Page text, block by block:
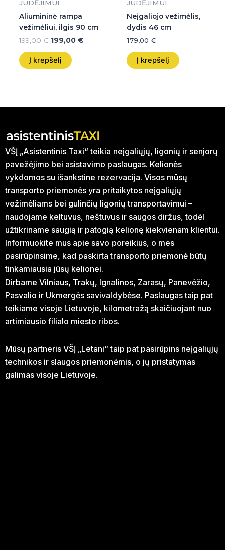
JUDĖJIMUI
Aliumininė rampa
vežimėliui, ilgis 90 cm
199,00€ 199,00 €
Į krepšelį
JUDĖJIMUI
Neįgaliojo vežimėlis,
dydis 46 cm
179,00 €
Į krepšelį
VŠĮ „Asistentinis Taxi“ teikia neįgaliųjų, ligonių ir senjorų
pavežėjimo bei asistavimo paslaugas. Kelionės
vykdomos su išankstine rezervacija. Visos mūsų
transporto priemonės yra pritaikytos neįgaliųjų
vežimėliams bei gulinčių ligonių transportavimui –
naudojame keltuvus, neštuvus ir saugos diržus, todėl
užtikriname saugią ir patogią kelionę kiekvienam klientui.
Informuokite mus apie savo poreikius, o mes
pasirūpinsime, kad paskirta transporto priemonė būtų
tinkamiausia jūsų kelionei.
Dirbame Vilniaus, Trakų, Ignalinos, Zarasų, Panevėžio,
Pasvalio ir Ukmergės savivaldybėse. Paslaugas taip pat
teikiame visoje Lietuvoje, kilometražą skaičiuojant nuo
artimiausio filialo miesto ribos.
Mūsų partneris VŠĮ „Letani“ taip pat pasirūpins neįgaliųjų
technikos ir slaugos priemonėmis, o jų pristatymas
galimas visoje Lietuvoje.